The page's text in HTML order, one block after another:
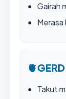
Gairah
Merasa
🫀
Takut